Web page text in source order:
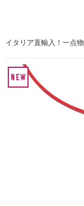
イタリア直輸入！一点